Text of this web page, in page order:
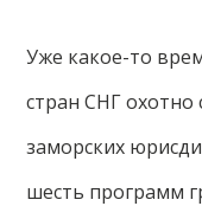
Уже какое-то
стран СНГ охотно
заморских
шесть программ